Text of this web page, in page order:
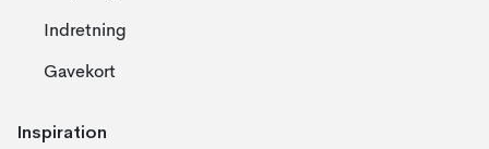
Indretning
Gavekort
Inspiration